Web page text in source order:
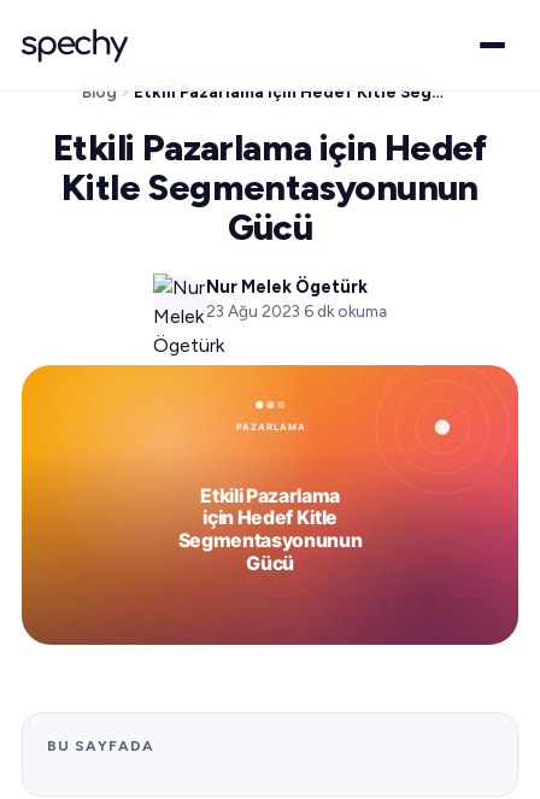
Blog Etkili Pazarlama için Hedef Kitle Segmentasyonunun Gücü
Etkili Pazarlama için Hedef
Kitle Segmentasyonunun
Gücü
Nur Melek Ögetürk
23 Ağu 2023·6 dk okuma
BU SAYFADA